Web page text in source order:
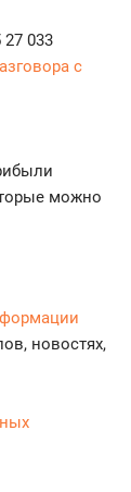
27 033
с
можно
новостях,